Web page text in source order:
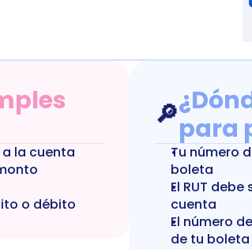
la cuenta
o débito
🔎para
Tu número
boleta
El RUT
cuenta
El número
de tu boleta